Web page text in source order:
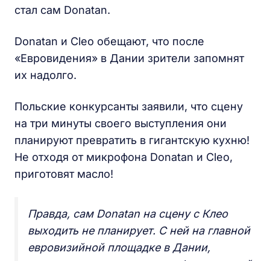
стал сам Donatan.
Donatan и Cleo обещают, что после
«Евровидения» в Дании зрители запомнят
их надолго.
Польские конкурсанты заявили, что сцену
на три минуты своего выступления они
планируют превратить в гигантскую кухню!
Не отходя от микрофона Donatan и Cleo,
приготовят масло!
Правда, сам Donatan на сцену с Клео
выходить не планирует. С ней на главной
евровизийной площадке в Дании,